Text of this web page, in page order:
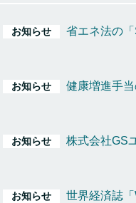
お知らせ 省エネ法の
お知らせ 健康増進手
お知らせ 株式会社GS
お知らせ 世界経済誌